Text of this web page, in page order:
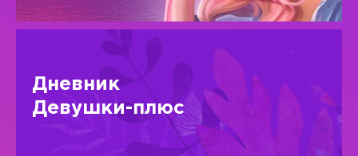
Дневник
Девушки-плюс